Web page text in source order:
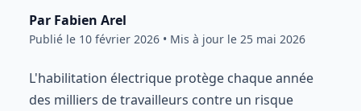
Par Fabien Arel
Publié le 10 février 2026 • Mis à jour le 25 mai 2026
L'habilitation électrique protège chaque année
des milliers de travailleurs contre un risque